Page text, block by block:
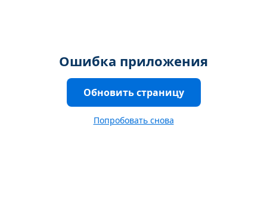
Ошибка приложения
Обновить страницу
Попробовать снова